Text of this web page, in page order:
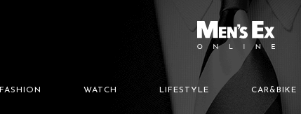
FASHION WATCH LIFESTYLE CAR&BIKE